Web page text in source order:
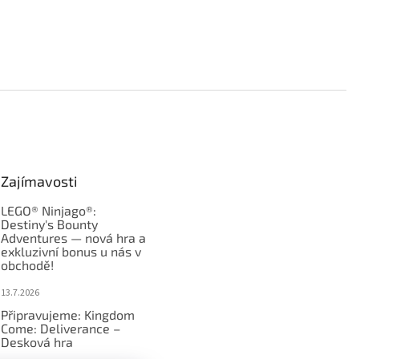
Zajímavosti
LEGO® Ninjago®:
Destiny's Bounty
Adventures — nová hra a
exkluzivní bonus u nás v
obchodě!
13.7.2026
Připravujeme: Kingdom
Come: Deliverance –
Desková hra